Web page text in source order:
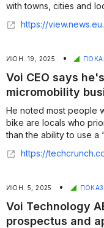
with towns, cities and
https://view.news.eu.nasdaq.com/
ИЮН. 19, 2025 •
Voi CEO says
micromobility
He noted most people
bike are locals who
than the ability to use a
https://techcrunch.com/2025/06/18/voi-ceo-says-hes-open-to-acquiring-bolts-
ИЮН. 5, 2025 •
Voi Technology
prospectus and